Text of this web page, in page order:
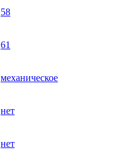
58
61
механическое
нет
нет